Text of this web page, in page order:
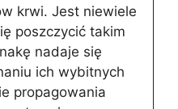
krwi. Jest niewiele
poszczycić takim
nadaje się
ich wybitnych
propagowania